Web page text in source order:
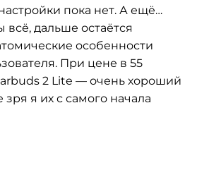
пока нет. А ещё…
всё, дальше остаётся
особенности
При цене в 55
2 Lite — очень хороший
я их с самого начала